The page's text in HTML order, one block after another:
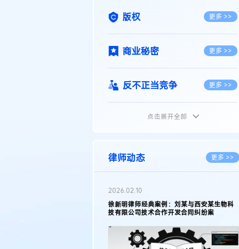
版权 更多 >>
商业秘密 更多 >>
反不正当竞争 更多 >>
植物新品种
地理标志 更多 >>
集成电路布图设计
点击展开全部
律师动态 更多 >>
2026.02.10
徐新明律师经典案例：刘某与西安某生物科
技有限公司技术合作开发合同纠纷案